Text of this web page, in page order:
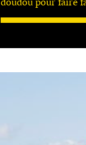
doudou pour faire